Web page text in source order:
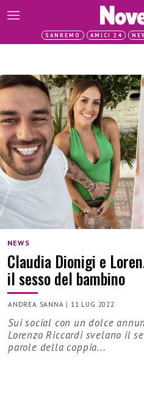
SANREMO AMICI 24
NEWS
Claudia Dionigi e
il sesso del bambino
ANDREA SANNA | 11 LUG 2022
Sui social con un dolce
Lorenzo Riccardi svelano il
parole della coppia...